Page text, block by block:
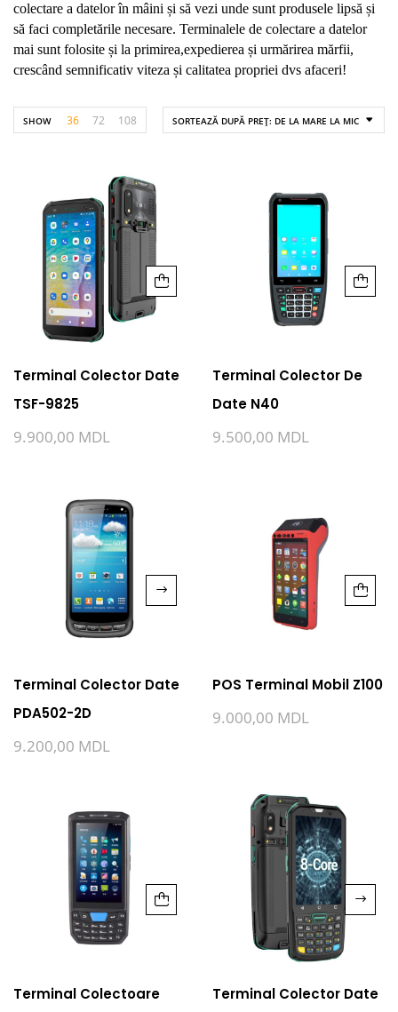
colectare a datelor în mâini și să vezi unde sunt produsele lipsă și
să faci completările necesare. Terminalele de colectare a datelor
mai sunt folosite și la primirea,expedierea și urmărirea mărfii,
crescând semnificativ viteza și calitatea propriei dvs afaceri!
SORTEAZĂ DUPĂ PREȚ: DE LA MARE LA MIC
SHOW 36 72 108
Terminal Colector Date
TSF-9825
9.900,00 MDL
Terminal Colector De
Date N40
9.500,00 MDL
Terminal Colector Date
PDA502-2D
9.200,00 MDL
POS Terminal Mobil Z100
9.000,00 MDL
Terminal Colectoare
Terminal Colector Date